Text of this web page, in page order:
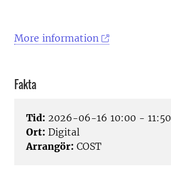
More information
Fakta
Tid: 2026-06-16 10:00 - 11:50
Ort: Digital
Arrangör: COST